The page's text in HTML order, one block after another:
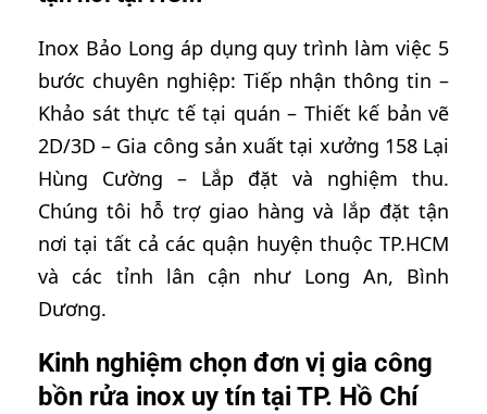
Inox Bảo Long áp dụng quy trình làm việc 5
bước chuyên nghiệp: Tiếp nhận thông tin –
Khảo sát thực tế tại quán – Thiết kế bản vẽ
2D/3D – Gia công sản xuất tại xưởng 158 Lại
Hùng Cường – Lắp đặt và nghiệm thu.
Chúng tôi hỗ trợ giao hàng và lắp đặt tận
nơi tại tất cả các quận huyện thuộc TP.HCM
và các tỉnh lân cận như Long An, Bình
Dương.
Kinh nghiệm chọn đơn vị gia công
bồn rửa inox uy tín tại TP. Hồ Chí